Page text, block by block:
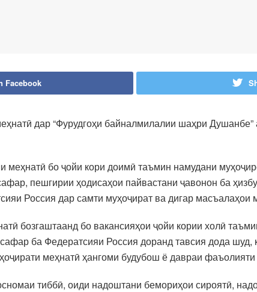
Facebook
дар “Фурудгоҳи байналмилалии шаҳри
бо ҷойи кори доимӣ таъмин намудани
пешгирии ҳодисаҳои пайвастани ҷавонон ба
Россия дар самти муҳоҷират ва дигар масъалаҳои
бозгаштаанд бо вакансияҳои ҷойи кории холӣ
ба Федератсияи Россия доранд тавсия дода шуд,
меҳнатӣ ҳангоми будубош ё давраи
тиббӣ, оиди надоштани бемориҳои сироятӣ,